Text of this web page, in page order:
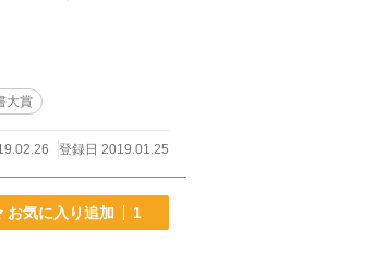
大賞
登録日 2019.01.25
お気に入り追加 1